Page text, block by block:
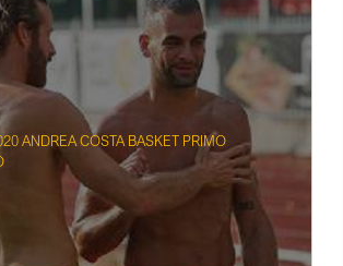
ANDREA COSTA BASKET PRIMO